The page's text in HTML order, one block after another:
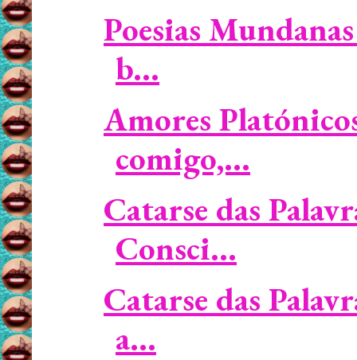
Poesias
b...
Amores
comigo,...
Catarse das
Consci...
Catarse das
a...